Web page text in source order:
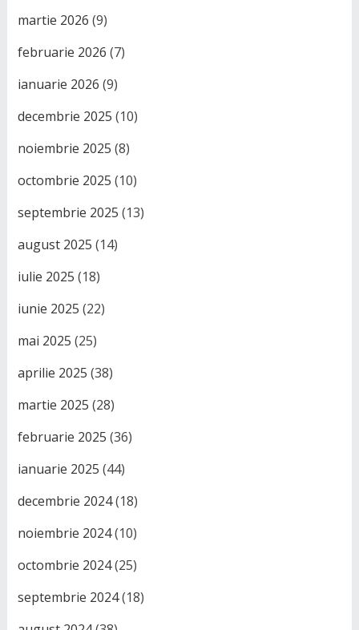
martie 2026 (9)
februarie 2026 (7)
ianuarie 2026 (9)
decembrie 2025 (10)
noiembrie 2025 (8)
octombrie 2025 (10)
septembrie 2025 (13)
august 2025 (14)
iulie 2025 (18)
iunie 2025 (22)
mai 2025 (25)
aprilie 2025 (38)
martie 2025 (28)
februarie 2025 (36)
ianuarie 2025 (44)
decembrie 2024(18)
noiembrie 2024(10)
octombrie 2024(25)
septembrie 2024(18)